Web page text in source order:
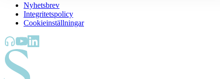
Nyhetsbrev
Integritetspolicy
Cookieinställningar